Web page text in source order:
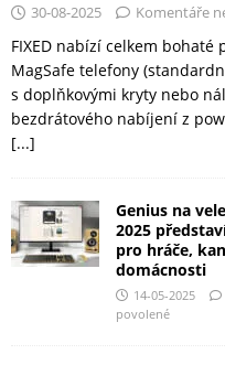
30-08-2025 Komentáře
FIXED nabízí celkem
MagSafe telefony
s doplňkovými kryty nebo
bezdrátového nabíjení z
[...]
Genius na
2025
pro hráče,
domácnosti
14-05-2025
povolené